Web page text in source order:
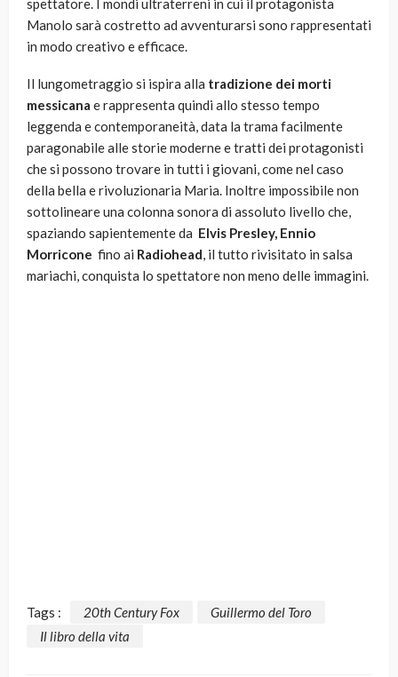
spettatore. I mondi ultraterreni in cui il protagonista
Manolo sarà costretto ad avventurarsi sono rappresentati
in modo creativo e efficace.
Il lungometraggio si ispira alla tradizione dei morti
messicana e rappresenta quindi allo stesso tempo
leggenda e contemporaneità, data la trama facilmente
paragonabile alle storie moderne e tratti dei protagonisti
che si possono trovare in tutti i giovani, come nel caso
della bella e rivoluzionaria Maria. Inoltre impossibile non
sottolineare una colonna sonora di assoluto livello che,
spaziando sapientemente da Elvis Presley, Ennio
Morricone fino ai Radiohead, il tutto rivisitato in salsa
mariachi, conquista lo spettatore non meno delle immagini.
Tags : 20th Century Fox
Guillermo del Toro
Il libro della vita